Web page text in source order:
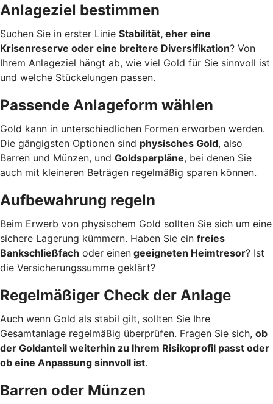
Anlageziel bestimmen
Suchen Sie in erster Linie Stabilität, eher eine
Krisenreserve oder eine breitere Diversifikation? Von
Ihrem Anlageziel hängt ab, wie viel Gold für Sie sinnvoll ist
und welche Stückelungen passen.
Passende Anlageform wählen
Gold kann in unterschiedlichen Formen erworben werden.
Die gängigsten Optionen sind physisches Gold, also
Barren und Münzen, und Goldsparpläne, bei denen Sie
auch mit kleineren Beträgen regelmäßig sparen können.
Aufbewahrung regeln
Beim Erwerb von physischem Gold sollten Sie sich um eine
sichere Lagerung kümmern. Haben Sie ein freies
Bankschließfach oder einen geeigneten Heimtresor? Ist
die Versicherungssumme geklärt?
Regelmäßiger Check der Anlage
Auch wenn Gold als stabil gilt, sollten Sie Ihre
Gesamtanlage regelmäßig überprüfen. Fragen Sie sich, ob
der Goldanteil weiterhin zu Ihrem Risikoprofil passt oder
ob eine Anpassung sinnvoll ist.
Barren oder Münzen